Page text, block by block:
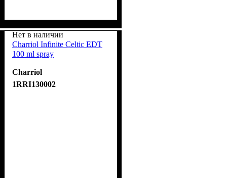
Нет в наличии
Charriol Infinite Celtic EDT
100 ml spray
Charriol
1RRI130002